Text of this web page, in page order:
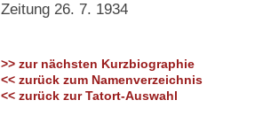
Zeitung 26. 7. 1934
>> zur nächsten Kurzbiographie
<< zurück zum Namenverzeichnis
<< zurück zur Tatort-Auswahl